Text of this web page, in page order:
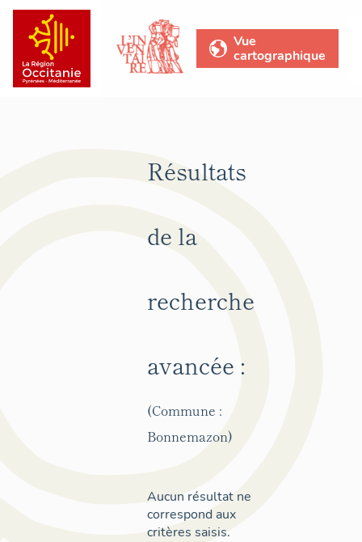
Vue
cartographique
Résultats
de la
recherche
avancée :
(Commune :
Bonnemazon)
Aucun résultat ne
correspond aux
critères saisis.